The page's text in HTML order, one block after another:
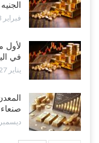
فبراير 3, 2025
لأول
في
يناير 27, 2025
ديسمبر 6, 2024